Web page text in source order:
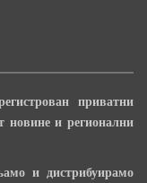
приватни
новине и регионални
и дистрибуирамо